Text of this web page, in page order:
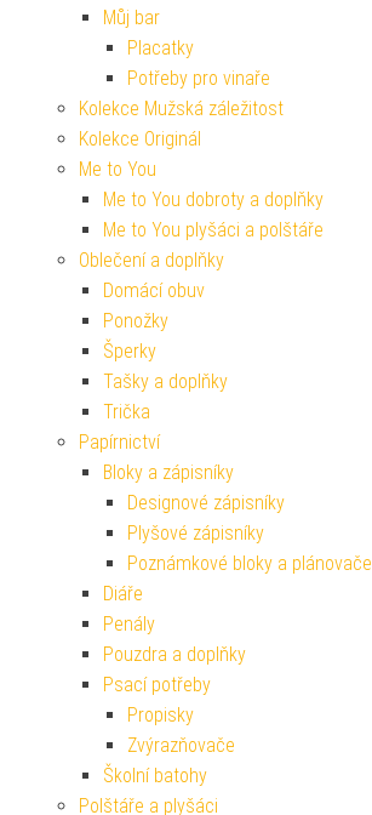
Můj bar
Placatky
Potřeby pro vinaře
Kolekce Mužská záležitost
Kolekce Originál
Me to You
Me to You dobroty a doplňky
Me to You plyšáci a polštáře
Oblečení a doplňky
Domácí obuv
Ponožky
Šperky
Tašky a doplňky
Trička
Papírnictví
Bloky a zápisníky
Designové zápisníky
Plyšové zápisníky
Poznámkové bloky a plánovače
Diáře
Penály
Pouzdra a doplňky
Psací potřeby
Propisky
Zvýrazňovače
Školní batohy
Polštáře a plyšáci